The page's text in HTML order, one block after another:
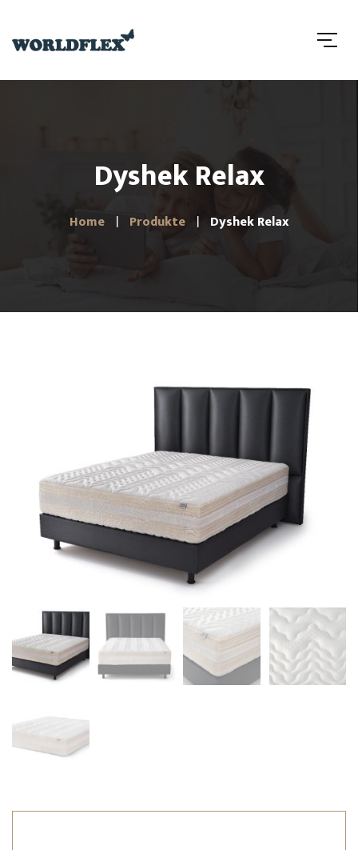
Dyshek Relax
Home Produkte Dyshek Relax